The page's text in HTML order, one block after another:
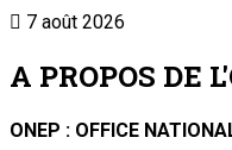
7 août 2026
A PROPOS DE
ONEP : OFFICE